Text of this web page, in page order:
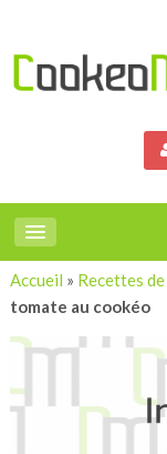
Accueil » Recettes
tomate au cookéo